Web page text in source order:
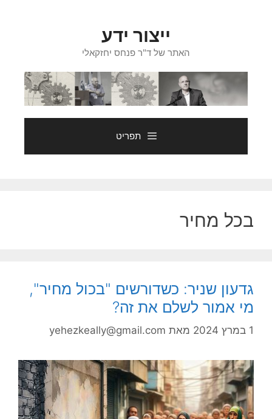
ייצור ידע
האתר של ד"ר פנחס יחזקאלי
תפריט
בכל מחיר
גדעון שניר: כשדורשים "בכול מחיר",
מי אמור לשלם את זה?
1 במרץ 2024 מאת yehezkeally@gmail.com